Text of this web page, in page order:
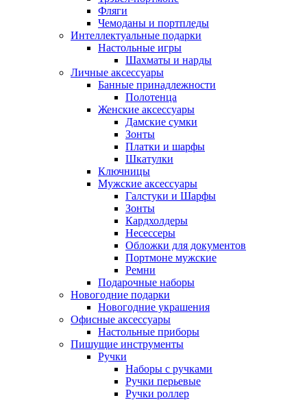
Фляги
Чемоданы и портпледы
Интеллектуальные подарки
Настольные игры
Шахматы и нарды
Личные аксессуары
Банные принадлежности
Полотенца
Женские аксессуары
Дамские сумки
Зонты
Платки и шарфы
Шкатулки
Ключницы
Мужские аксессуары
Галстуки и Шарфы
Зонты
Кардхолдеры
Несессеры
Обложки для документов
Портмоне мужские
Ремни
Подарочные наборы
Новогодние подарки
Новогодние украшения
Офисные аксессуары
Настольные приборы
Пишущие инструменты
Ручки
Наборы с ручками
Ручки перьевые
Ручки роллер